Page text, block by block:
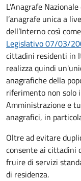
L’Anagrafe
l’anagrafe unica a
dell’Interno così
Legislativo 07/03/
cittadini residenti in
realizza quindi
anagrafiche della
riferimento non solo
Amministrazione e
anagrafici, in
Oltre ad evitare
consente ai cittadini
fruire di servizi
di residenza.